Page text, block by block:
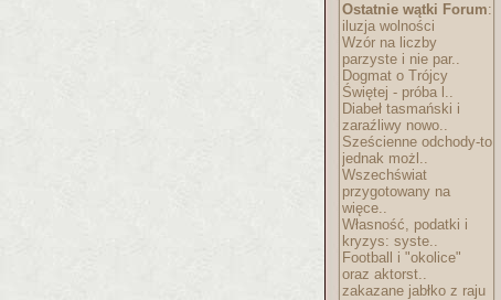
Ostatnie wątki Forum:
iluzja wolności
Wzór na liczby
parzyste i nie par..
Dogmat o Trójcy
Świętej - próba l..
Diabeł tasmański i
zaraźliwy nowo..
Sześcienne odchody-to
jednak możl..
Wszechświat
przygotowany na
więce..
Własność, podatki i
kryzys: syste..
Football i "okolice"
oraz aktorst..
zakazane jabłko z raju